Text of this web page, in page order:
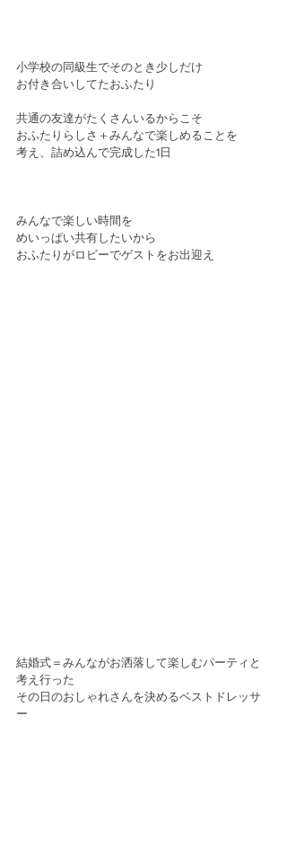
小学校の同級生でそのとき少しだけ
お付き合いしてたおふたり
共通の友達がたくさんいるからこそ
おふたりらしさ＋みんなで楽しめることを
考え、詰め込んで完成した1日
みんなで楽しい時間を
めいっぱい共有したいから
おふたりがロビーでゲストをお出迎え
結婚式＝みんながお洒落して楽しむパーティと
考え行った
その日のおしゃれさんを決めるベストドレッサ
ー